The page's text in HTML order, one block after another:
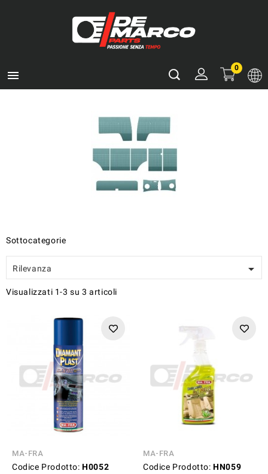

0
Sottocategorie
Rilevanza 
Visualizzati 1-3 su 3 articoli
MA-FRA
Codice Prodotto: H0052
MA-FRA
Codice Prodotto: HN059